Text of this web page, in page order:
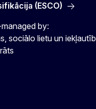
(ESCO)
by:
sociālo lietu un